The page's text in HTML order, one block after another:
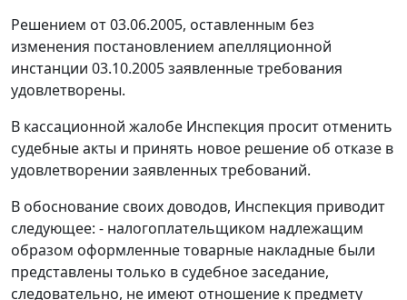
Решением от 03.06.2005, оставленным без
изменения постановлением апелляционной
инстанции 03.10.2005 заявленные требования
удовлетворены.
В кассационной жалобе Инспекция просит отменить
судебные акты и принять новое решение об отказе в
удовлетворении заявленных требований.
В обоснование своих доводов, Инспекция приводит
следующее: - налогоплательщиком надлежащим
образом оформленные товарные накладные были
представлены только в судебное заседание,
следовательно, не имеют отношение к предмету